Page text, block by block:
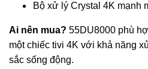
Bộ xử lý Crystal 4K mạnh
Ai nên mua? 55DU8000 phù
một chiếc tivi 4K với khả năng
sắc sống động.